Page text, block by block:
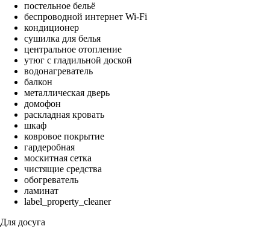
постельное бельё
беспроводной интернет Wi-Fi
кондиционер
сушилка для белья
центральное отопление
утюг с гладильной доской
водонагреватель
балкон
металлическая дверь
домофон
раскладная кровать
шкаф
ковровое покрытие
гардеробная
москитная сетка
чистящие средства
обогреватель
ламинат
label_property_cleaner
Для досуга